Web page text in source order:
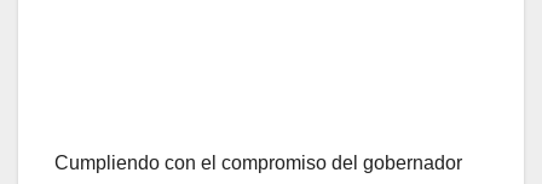
Cumpliendo con el compromiso del gobernador